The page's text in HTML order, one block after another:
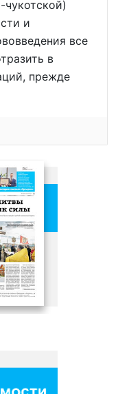
и
все
в
прежде